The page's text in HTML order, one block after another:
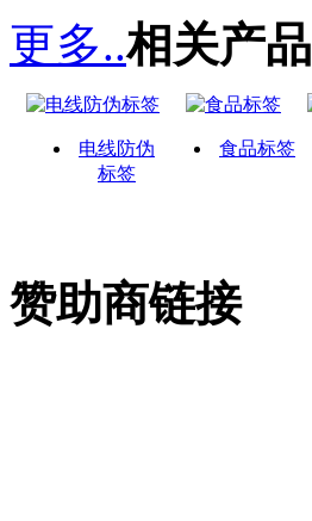
更多..相关产品
电线防伪
标签
食品标签
赞助商链接